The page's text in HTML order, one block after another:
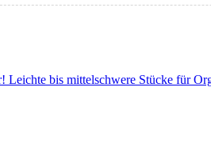
Leichte bis mittelschwere Stücke für